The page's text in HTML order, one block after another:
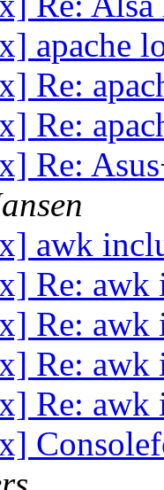
apache
Re:
Re:
Re:
awk
Re: awk
Re: awk
Re: awk
Re: awk